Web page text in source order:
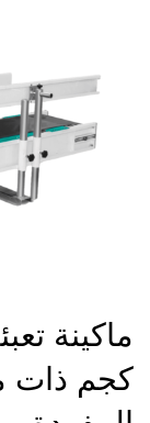
كجم ذات